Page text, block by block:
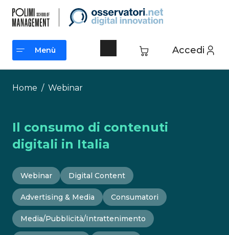
contenuto
Accedi
Menù
Menù
Home / Webinar
Il consumo di contenuti
digitali in Italia
Webinar Digital Content
Advertising & Media Consumatori
Media/Pubblicità/Intrattenimento